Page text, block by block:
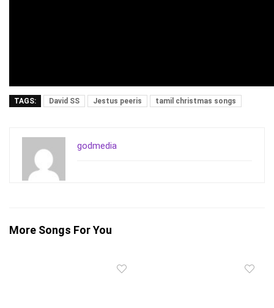
TAGS: David SS Jestus peeris tamil christmas songs
godmedia
More Songs For You